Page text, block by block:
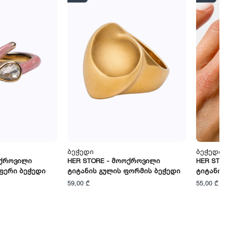
Ბეჭედი
Ბეჭედი
HER STORE - Მოოქროვილი
Ტიტანის Გულის Ფორმის Ბეჭედი
59,00 ₾
Ბეჭედი
HER
55,00 ₾